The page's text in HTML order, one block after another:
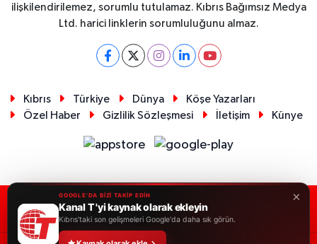
ilişkilendirilemez, sorumlu tutulamaz. Kıbrıs Bağımsız Medya
Ltd. harici linklerin sorumluluğunu almaz.
Kıbrıs Türkiye Dünya
Köşe Yazarları
Özel Haber
Gizlilik Sözleşmesi İletişim Künye
RSS Copyright © 2026. Her hakkı saklıdır.
×
GOOGLE'DA BİZİ TAKİP EDİN
Kanal T 'yi kaynak olarak ekleyin
Kıbrıs'taki son gelişmeleri Google'da daha sık görün.